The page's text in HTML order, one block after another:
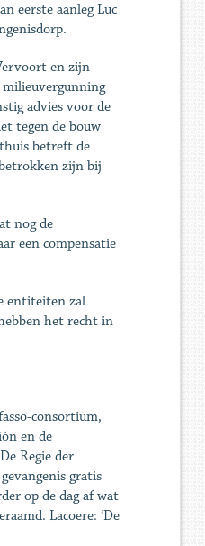
eerste aanleg Luc
en zijn
advies voor de
tegen de bouw
betreft de
zijn bij
nog de
een compensatie
entiteiten zal
het recht in
consortium,
en de
Regie der
gratis
op de dag af wat
Lacoere: ‘De